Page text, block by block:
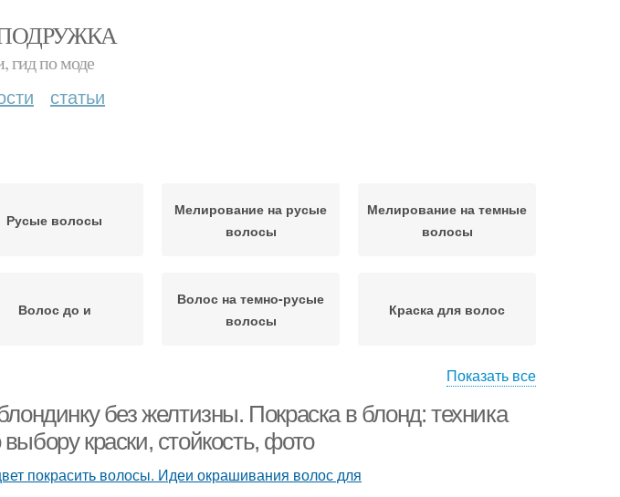
гид по моде
статьи
Русые волосы
Мелирование на русые
волосы
Мелирование на темные
волосы
Волос до и
Волос на темно-русые
волосы
Краска для волос
Показать все
без желтизны. Покраска в блонд: техника
краски, стойкость, фото